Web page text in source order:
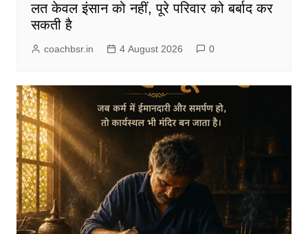
लत केवल इंसान को नहीं, पूरे परिवार को बर्बाद कर
सकती है
coachbsr.in 4 August 2026 0